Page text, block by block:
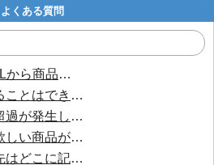
よくある質問
淘宝やアリババのURLから商品を探すことはできますか？
事前に国際送料を知ることはできますか？
在庫売切などで入金超過が発生した場合はいつ返金されますか？
注文送信後、他にも欲しい商品が見つかった場合、追加注文できますか？
銀行振り込みの振込先はどこに記載されていますか？